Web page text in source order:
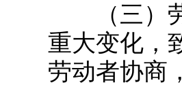
（三）劳
重大变化，
劳动者协商